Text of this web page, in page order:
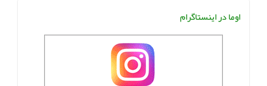
اوما در اینستاگرام